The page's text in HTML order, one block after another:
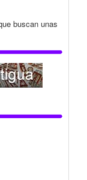
buscan unas